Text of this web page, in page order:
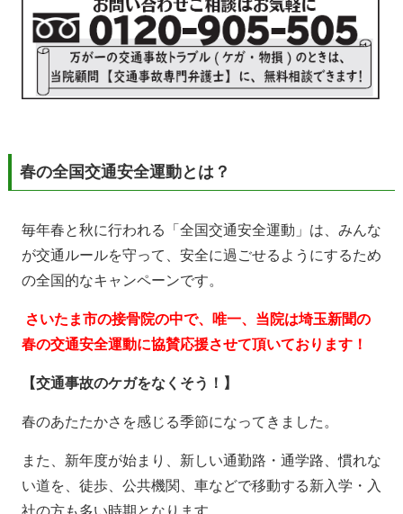
春の全国交通安全運動とは？
毎年春と秋に行われる「全国交通安全運動」は、みんな
が交通ルールを守って、安全に過ごせるようにするため
の全国的なキャンペーンです。
さいたま市の接骨院の中で、唯一、当院は埼玉新聞の
春の交通安全運動に協賛応援させて頂いております！
【交通事故のケガをなくそう！】
春のあたたかさを感じる季節になってきました。
また、新年度が始まり、新しい通勤路・通学路、慣れな
い道を、徒歩、公共機関、車などで移動する新入学・入